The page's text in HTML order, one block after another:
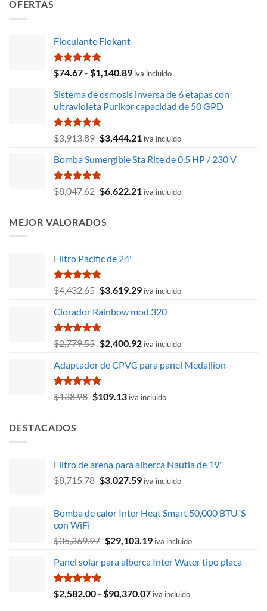
OFERTAS
Floculante Flokant
Valorado
con
de 5
$74.67- $1,140.89Rango
precios:
desde
hasta
iva incluido
Sistema de osmosis inversa de 6 etapas con
ultravioleta Purikor capacidad de 50 GPD
Valorado
con
de 5
$3,913.89 El
original
era:
$3,913.89.
$3,444.21 El
actual
$3,444.21.
iva incluido
Bomba Sumergible Sta Rite de 0.5 HP / 230 V
Valorado
con
$8,047.62 El
era:
$6,622.21 El
iva incluido
MEJOR VALORADOS
Filtro Pacific de 24"
Valorado
con
de 5
$4,432.65 El
original
era:
$4,432.65.
$3,619.29El
actual
$3,619.29.
iva incluido
Clorador Rainbow mod.320
Valorado
con
de 5
$2,779.55 El
original
era:
$2,779.55.
$2,400.92El
actual
$2,400.92.
iva incluido
Adaptador de CPVC para panel Medallion
Valorado
con
$138.98 El
$109.13Eliva incluido
DESTACADOS
Filtro de arena para alberca Nautia de 19"
$8,715.78 El
era:
$3,027.59El
es:
iva incluido
Bomba de calor Inter Heat Smart 50,000 BTU´S
con WiFi
$35,369.97 El
original
$35,369.97.
$29,103.19El
actual
$29,103.19.
iva incluido
Panel solar para alberca Inter Water tipo placa
Valorado
con
$2,582.00- $90,370.07Rango
iva incluido